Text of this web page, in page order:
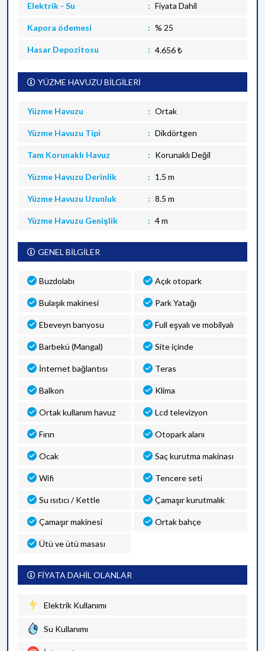
Elektrik - Su Fiyata Dahil
Kapora ödemesi % 25
Hasar Depozitosu 4.656 ₺
YÜZME HAVUZU BİLGİLERİ
Yüzme Havuzu Ortak
Yüzme Havuzu Tipi Dikdörtgen
Tam Korunaklı Havuz Korunaklı Değil
Yüzme Havuzu Derinlik 1.5 m
Yüzme Havuzu Uzunluk 8.5 m
Yüzme Havuzu Genişlik 4 m
GENEL BİLGİLER
Buzdolabı Açık otopark
Bulaşık makinesi Park Yatağı
Ebeveyn banyosu Full eşyalı ve mobilyalı
Barbekü (Mangal) Site içinde
İnternet bağlantısı Teras
Balkon Klima
Ortak kullanım havuz Lcd televizyon
Fırın Otopark alanı
Ocak Saç kurutma makinası
Wifi Tencere seti
Su ısıtıcı / Kettle Çamaşır kurutmalık
Çamaşır makinesi Ortak bahçe
Ütü ve ütü masası
FİYATA DAHİL OLANLAR
Elektrik Kullanımı
Su Kullanımı